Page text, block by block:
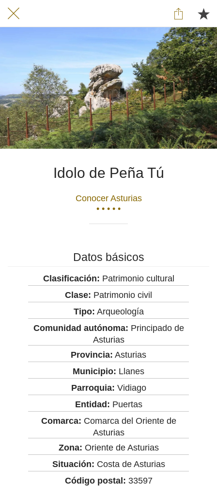
Idolo de Peña Tú
Conocer Asturias
• • • • •
Datos básicos
Clasificación: Patrimonio cultural
Clase: Patrimonio civil
Tipo: Arqueología
Comunidad autónoma: Principado de
Asturias
Provincia: Asturias
Municipio: Llanes
Parroquia: Vidiago
Entidad: Puertas
Comarca: Comarca del Oriente de
Asturias
Zona: Oriente de Asturias
Situación: Costa de Asturias
Código postal: 33597